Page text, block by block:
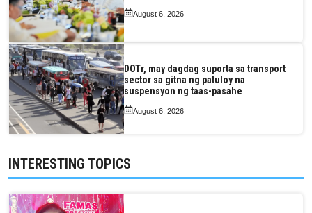
August 6, 2026
DOTr, may dagdag suporta sa transport
sector sa gitna ng patuloy na
suspensyon ng taas-pasahe
August 6, 2026
INTERESTING TOPICS